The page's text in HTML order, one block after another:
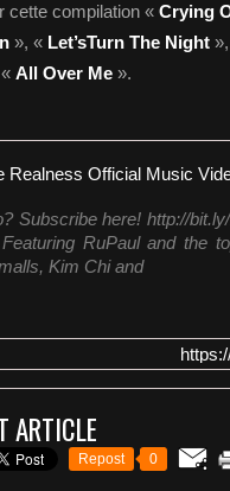
cette compilation « Crying
», « Let’sTurn The Night
All Over Me ».
Subscribe here! http://
RuPaul and the
Kim Chi and
ARTICLE
Repost 0